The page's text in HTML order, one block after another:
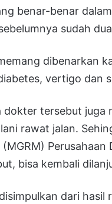
benar-benar
sudah
dibenarkan
vertigo dan
dokter tersebut juga
rawat jalan.
(MGRM)
bisa kembali
dari